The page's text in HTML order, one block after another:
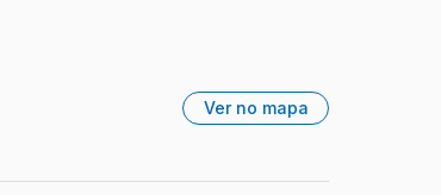
Ver no mapa